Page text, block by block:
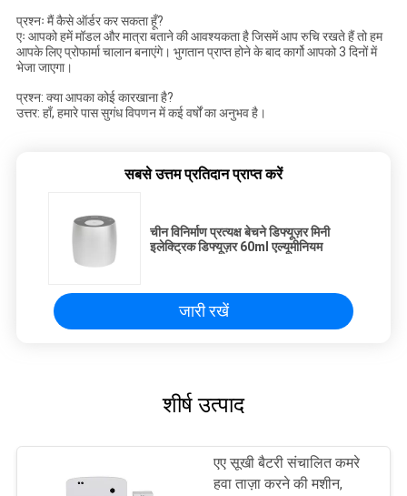
प्रश्नः मैं कैसे ऑर्डर कर सकता हूँ?
एः आपको हमें मॉडल और मात्रा बताने की आवश्यकता है जिसमें आप रुचि रखते हैं तो हम
आपके लिए प्रोफार्मा चालान बनाएंगे। भुगतान प्राप्त होने के बाद कार्गो आपको 3 दिनों में
भेजा जाएगा।
प्रश्न: क्या आपका कोई कारखाना है?
उत्तर: हाँ, हमारे पास सुगंध विपणन में कई वर्षों का अनुभव है।
सबसे उत्तम प्रतिदान प्राप्त करें
चीन विनिर्माण प्रत्यक्ष बेचने डिफ्यूज़र मिनी
इलेक्ट्रिक डिफ्यूज़र 60ml एल्यूमीनियम
जारी रखें
शीर्ष उत्पाद
एए सूखी बैटरी संचालित कमरे
हवा ताज़ा करने की मशीन,